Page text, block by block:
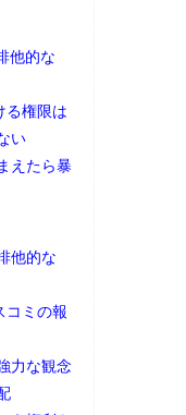
他的な
権限は
い
えたら暴
他的な
コミの報
力な観念